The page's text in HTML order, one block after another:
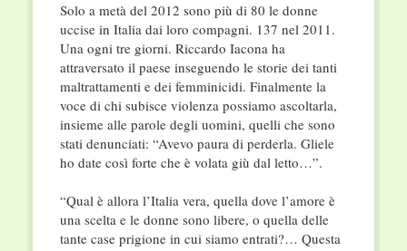
Solo a metà del 2012 sono più di 80 le donne
uccise in Italia dai loro compagni. 137 nel 2011.
Una ogni tre giorni. Riccardo Iacona ha
attraversato il paese inseguendo le storie dei tanti
maltrattamenti e dei femminicidi. Finalmente la
voce di chi subisce violenza possiamo ascoltarla,
insieme alle parole degli uomini, quelli che sono
stati denunciati: “Avevo paura di perderla. Gliele
ho date così forte che è volata giù dal letto…”.
“Qual è allora l’Italia vera, quella dove l’amore è
una scelta e le donne sono libere, o quella delle
tante case prigione in cui siamo entrati?… Questa